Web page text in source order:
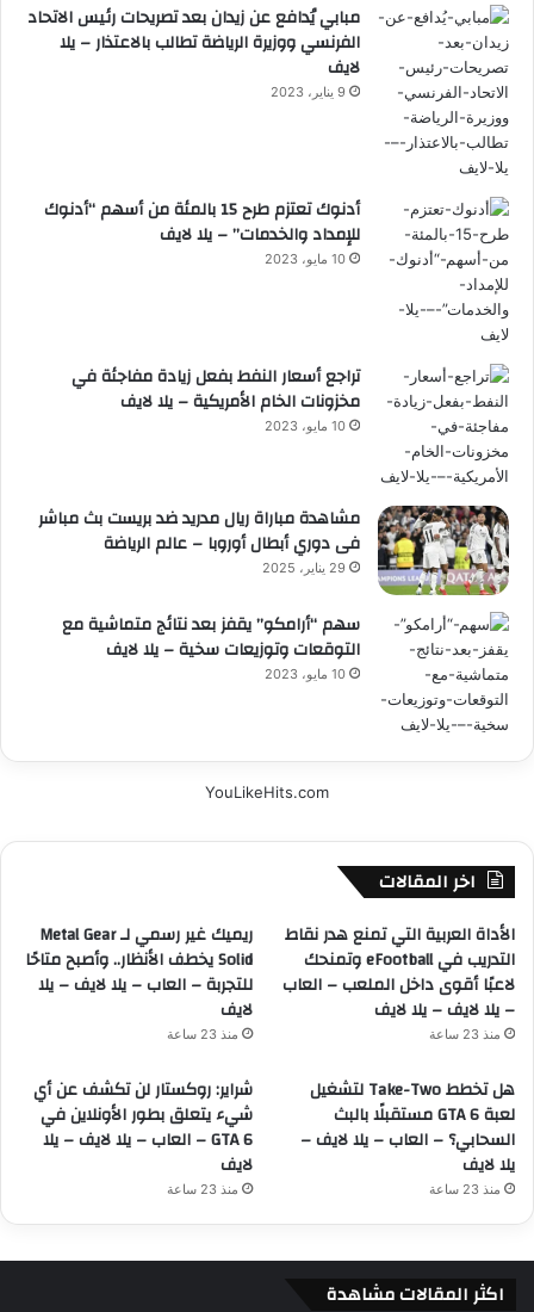
مبابي يُدافع عن زيدان بعد تصريحات رئيس الاتحاد
الفرنسي ووزيرة الرياضة تطالب بالاعتذار – يلا
لايف
9 يناير، 2023
أدنوك تعتزم طرح 15 بالمئة من أسهم “أدنوك
للإمداد والخدمات” – يلا لايف
10 مايو، 2023
تراجع أسعار النفط بفعل زيادة مفاجئة في
مخزونات الخام الأمريكية – يلا لايف
10 مايو، 2023
مشاهدة مباراة ريال مدريد ضد بريست بث مباشر
فى دوري أبطال أوروبا – عالم الرياضة
29 يناير، 2025
سهم “أرامكو” يقفز بعد نتائج متماشية مع
التوقعات وتوزيعات سخية – يلا لايف
10 مايو، 2023
YouLikeHits.com
اخر المقالات
الأداة العربية التي تمنع هدر نقاط
التدريب في eFootball وتمنحك
لاعبًا أقوى داخل الملعب – العاب
– يلا لايف – يلا لايف
منذ 23 ساعة
ريميك غير رسمي لـ Metal Gear
Solid يخطف الأنظار.. وأصبح متاحًا
للتجربة – العاب – يلا لايف – يلا
لايف
منذ 23 ساعة
هل تخطط Take-Two لتشغيل
لعبة GTA 6 مستقبلًا بالبث
السحابي؟ – العاب – يلا لايف –
يلا لايف
منذ 23 ساعة
شراير: روكستار لن تكشف عن أي
شيء يتعلق بطور الأونلاين في
GTA 6 – العاب – يلا لايف – يلا
لايف
منذ 23 ساعة
اكثر المقالات مشاهدة